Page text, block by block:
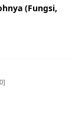
(Fungsi,